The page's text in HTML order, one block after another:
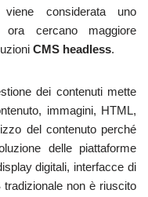
viene considerata uno
ora cercano maggiore
CMS headless.
dei contenuti mette
immagini, HTML,
del contenuto perché
delle piattaforme
digitali, interfacce di
non è riuscito